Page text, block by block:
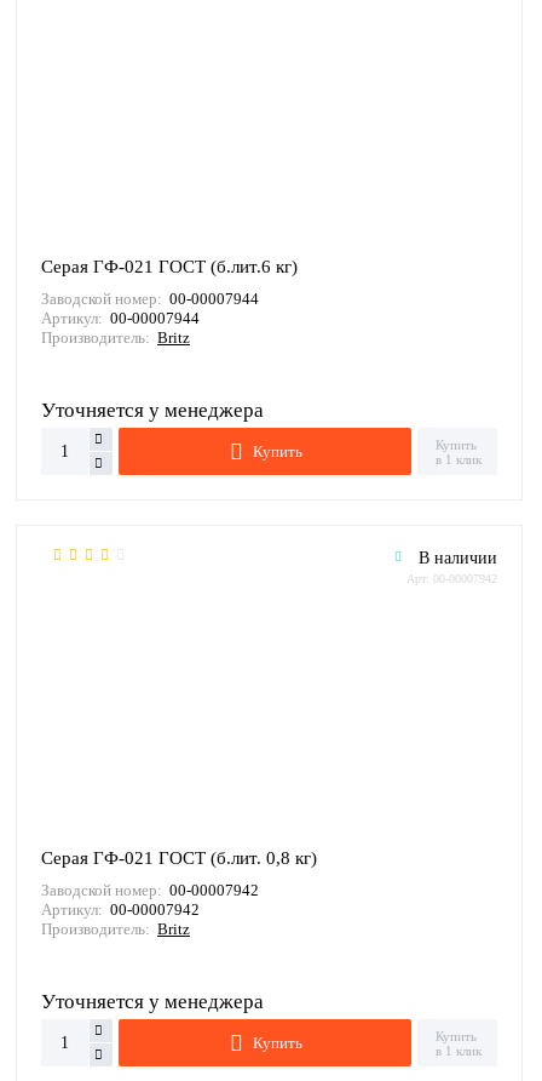
Серая ГФ-021 ГОСТ (б.лит.6 кг)
Заводской номер: 00-00007944
Артикул: 00-00007944
Производитель: Britz
Уточняется у менеджера
Купить
Купить
в 1 клик
В наличии
Арт: 00-00007942
Серая ГФ-021 ГОСТ (б.лит. 0,8 кг)
Заводской номер: 00-00007942
Артикул: 00-00007942
Производитель: Britz
Уточняется у менеджера
Купить
Купить
в 1 клик